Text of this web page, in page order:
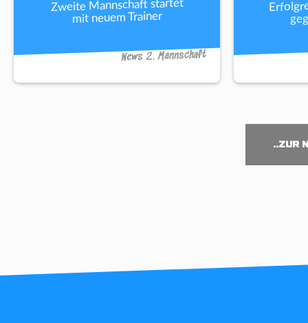
Zweite Mannschaft startet
mit neuem Trainer
News 2. Mannschaft
..ZUR